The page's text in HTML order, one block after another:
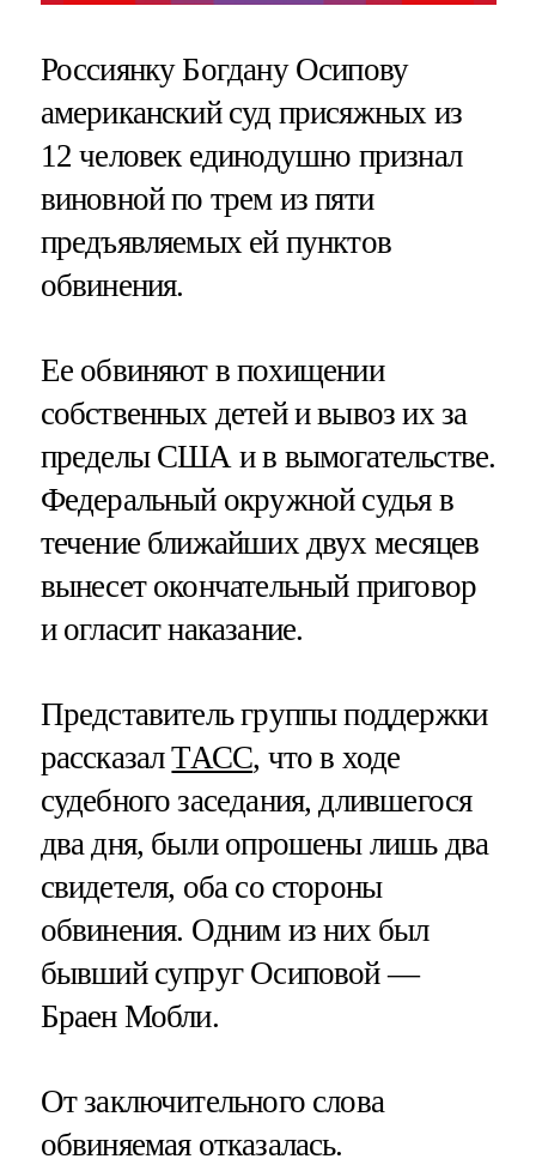
Россиянку Богдану Осипову
американский суд присяжных из
12 человек единодушно признал
виновной по трем из пяти
предъявляемых ей пунктов
обвинения.
Ее обвиняют в похищении
собственных детей и вывоз их за
пределы США и в вымогательстве.
Федеральный окружной судья в
течение ближайших двух месяцев
вынесет окончательный приговор
и огласит наказание.
Представитель группы поддержки
рассказалТАСС, что в ходе
судебного заседания, длившегося
два дня, были опрошены лишь два
свидетеля, оба со стороны
обвинения. Одним из них был
бывший супруг Осиповой —
Браен Мобли.
От заключительного слова
обвиняемая отказалась.